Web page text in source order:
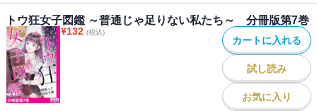
トウ狂女子図鑑 ～普通じゃ足りない私たち～ 分冊版第7巻
¥132 (税込)
カートに入れる
試し読み
お気に入り